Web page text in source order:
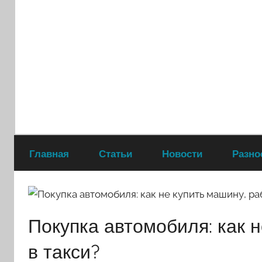
Главная Статьи Новости
Покупка автомобиля: как
в такси?